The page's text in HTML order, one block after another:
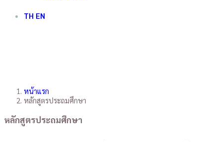
TH EN
หน้าแรก
หลักสูตรประถมศึกษา
หลักสูตรประถมศึกษา